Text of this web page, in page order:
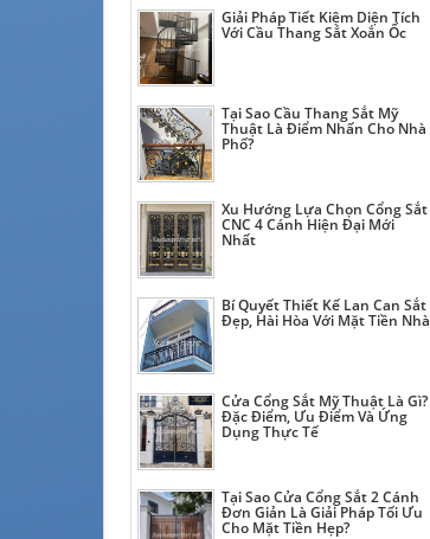
Giải Pháp Tiết Kiệm Diện Tích
Với Cầu Thang Sắt Xoắn Ốc
Tại Sao Cầu Thang Sắt Mỹ
Thuật Là Điểm Nhấn Cho Nhà
Phố?
Xu Hướng Lựa Chọn Cổng Sắt
CNC 4 Cánh Hiện Đại Mới
Nhất
Bí Quyết Thiết Kế Lan Can Sắt
Đẹp, Hài Hòa Với Mặt Tiền Nhà
Cửa Cổng Sắt Mỹ Thuật Là Gì?
Đặc Điểm, Ưu Điểm Và Ứng
Dụng Thực Tế
Tại Sao Cửa Cổng Sắt 2 Cánh
Đơn Giản Là Giải Pháp Tối Ưu
Cho Mặt Tiền Hẹp?